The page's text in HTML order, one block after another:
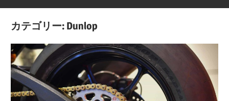
バ
イ
カテゴリー: Dunlop